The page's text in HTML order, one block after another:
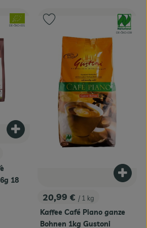
18
Produkt zum Warenkorb hinzufügen
, Verband:
, Kontrollstelle:
DE-ÖKO-001
hinzufügen
, Preis:
20,99 € / 1 kg
Kaffee Café Piano ganze
Bohnen 1kg Gustoni
, Verband:
, Kontrollstelle:
DE-ÖKO-039
Produkt zu Favouriten hinzufügen